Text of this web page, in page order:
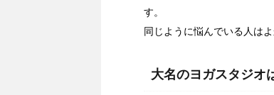
す。
同じように悩んでいる人は
大名のヨガスタジオ